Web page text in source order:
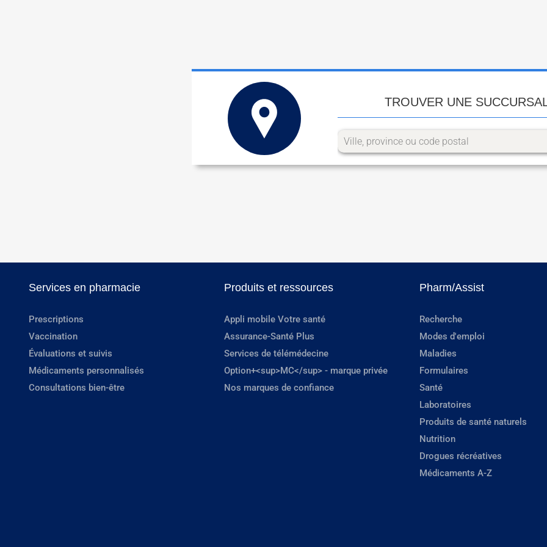
TROUVER UNE
Services en pharmacie
Prescriptions
Vaccination
Évaluations et suivis
Médicaments personnalisés
Consultations bien-être
Produits et ressources
Appli mobile Votre santé
Assurance-Santé Plus
Services de télémédecine
Option+<sup>MC</sup> - marque privée
Nos marques de confiance
Pharm/Assist
Recherche
Modes d'emploi
Maladies
Formulaires
Santé
Laboratoires
Produits de santé naturels
Nutrition
Drogues récréatives
Médicaments A-Z